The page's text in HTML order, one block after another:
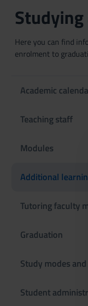
Here you can find
enrolment to
Academic
Teaching staff
Modules
Additional
Tutoring faculty
Graduation
Study modes
Student